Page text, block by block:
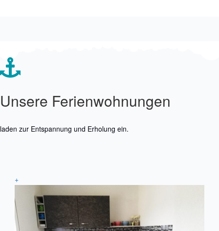
Unsere Ferienwohnungen
laden zur Entspannung und Erholung ein.
+